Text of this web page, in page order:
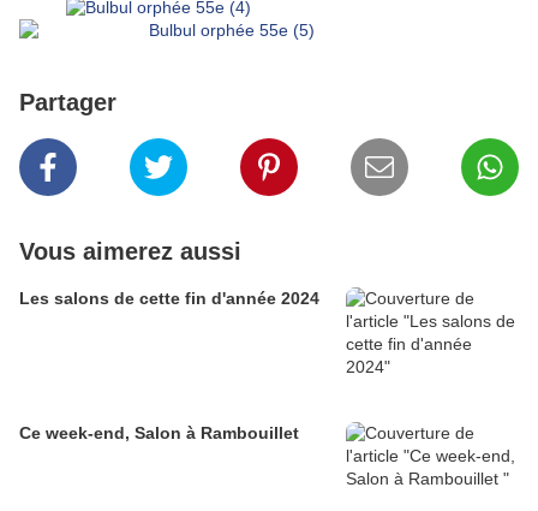
Partager
Vous aimerez aussi
Les salons de cette fin d'année 2024
Ce week-end, Salon à Rambouillet